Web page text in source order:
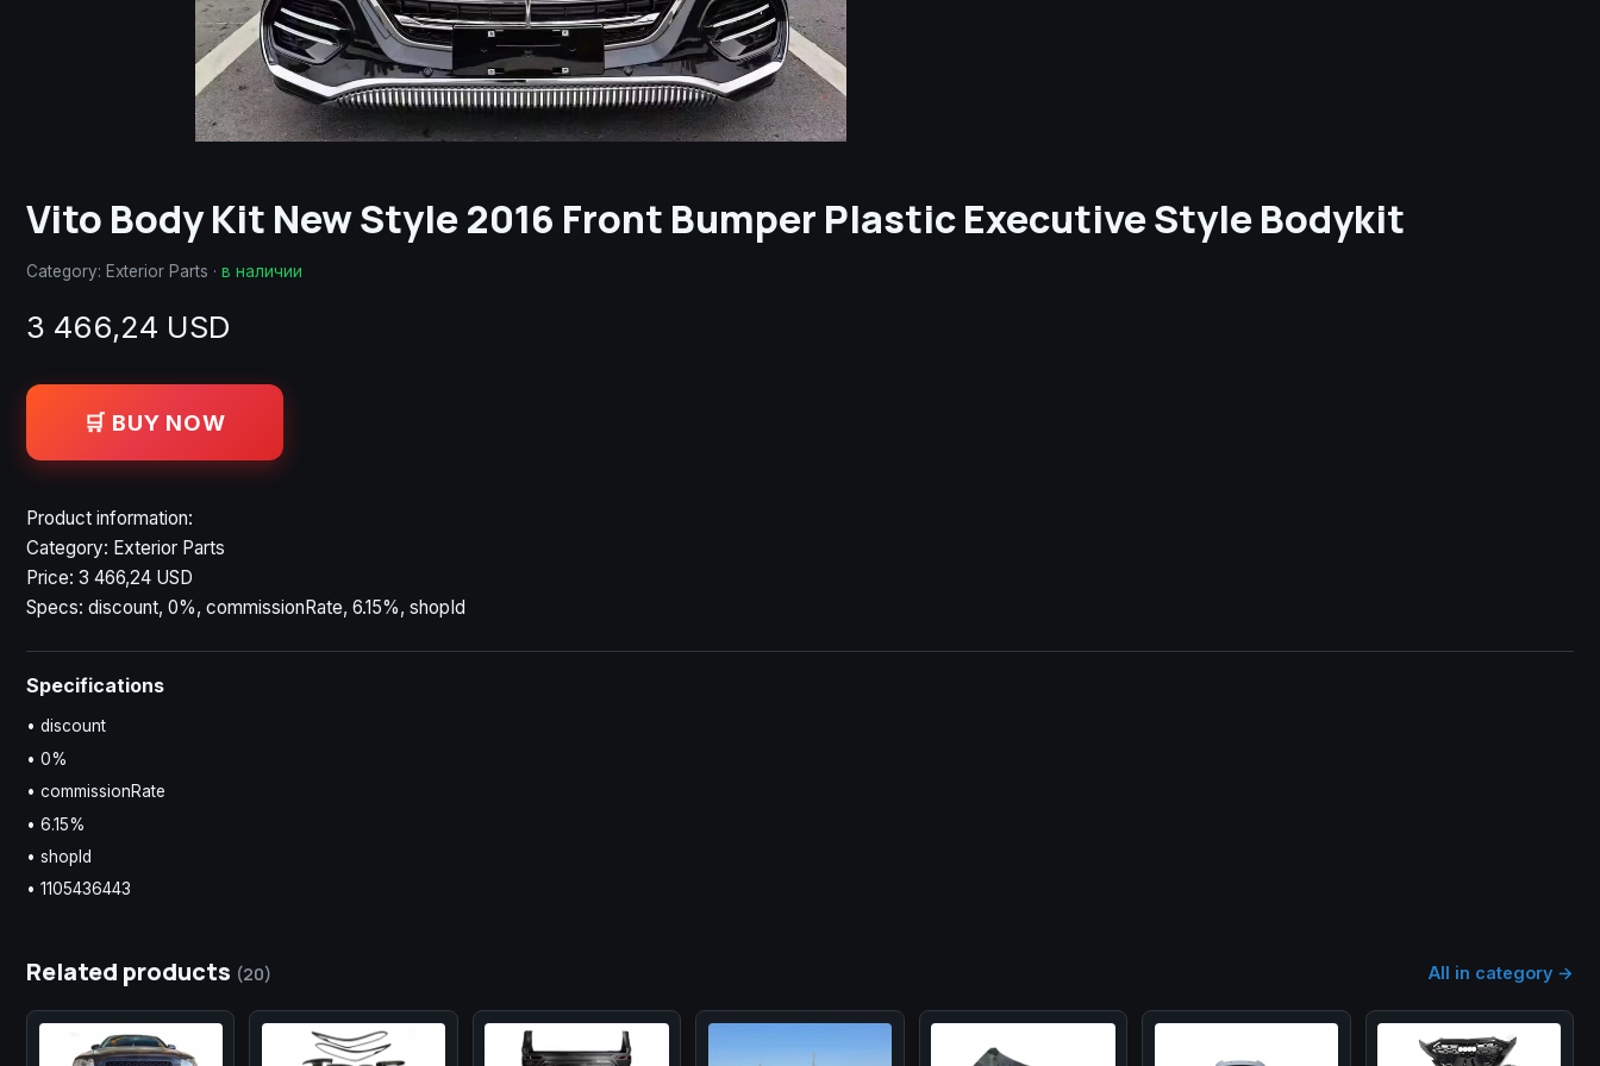
Vito Body Kit New Style 2016 Front Bumper Plastic Executive Style Bodykit
Category: Exterior Parts · в наличии
3 466,24 USD
🛒 BUY NOW
Product information:
Category: Exterior Parts
Price: 3 466,24 USD
Specs: discount, 0%, commissionRate, 6.15%, shopId
Specifications
• discount
• 0%
• commissionRate
• 6.15%
• shopId
• 1105436443
Related products (20) All in category →